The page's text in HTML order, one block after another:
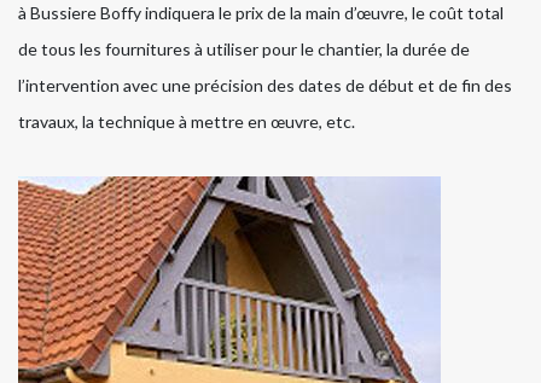
à Bussiere Boffy indiquera le prix de la main d’œuvre, le coût total
de tous les fournitures à utiliser pour le chantier, la durée de
l’intervention avec une précision des dates de début et de fin des
travaux, la technique à mettre en œuvre, etc.